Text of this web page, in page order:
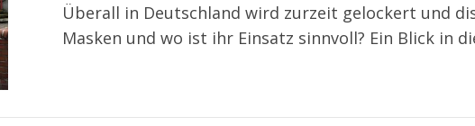
Überall in Deutschland wird zurzeit gelockert und
Masken und wo ist ihr Einsatz sinnvoll? Ein Blick in